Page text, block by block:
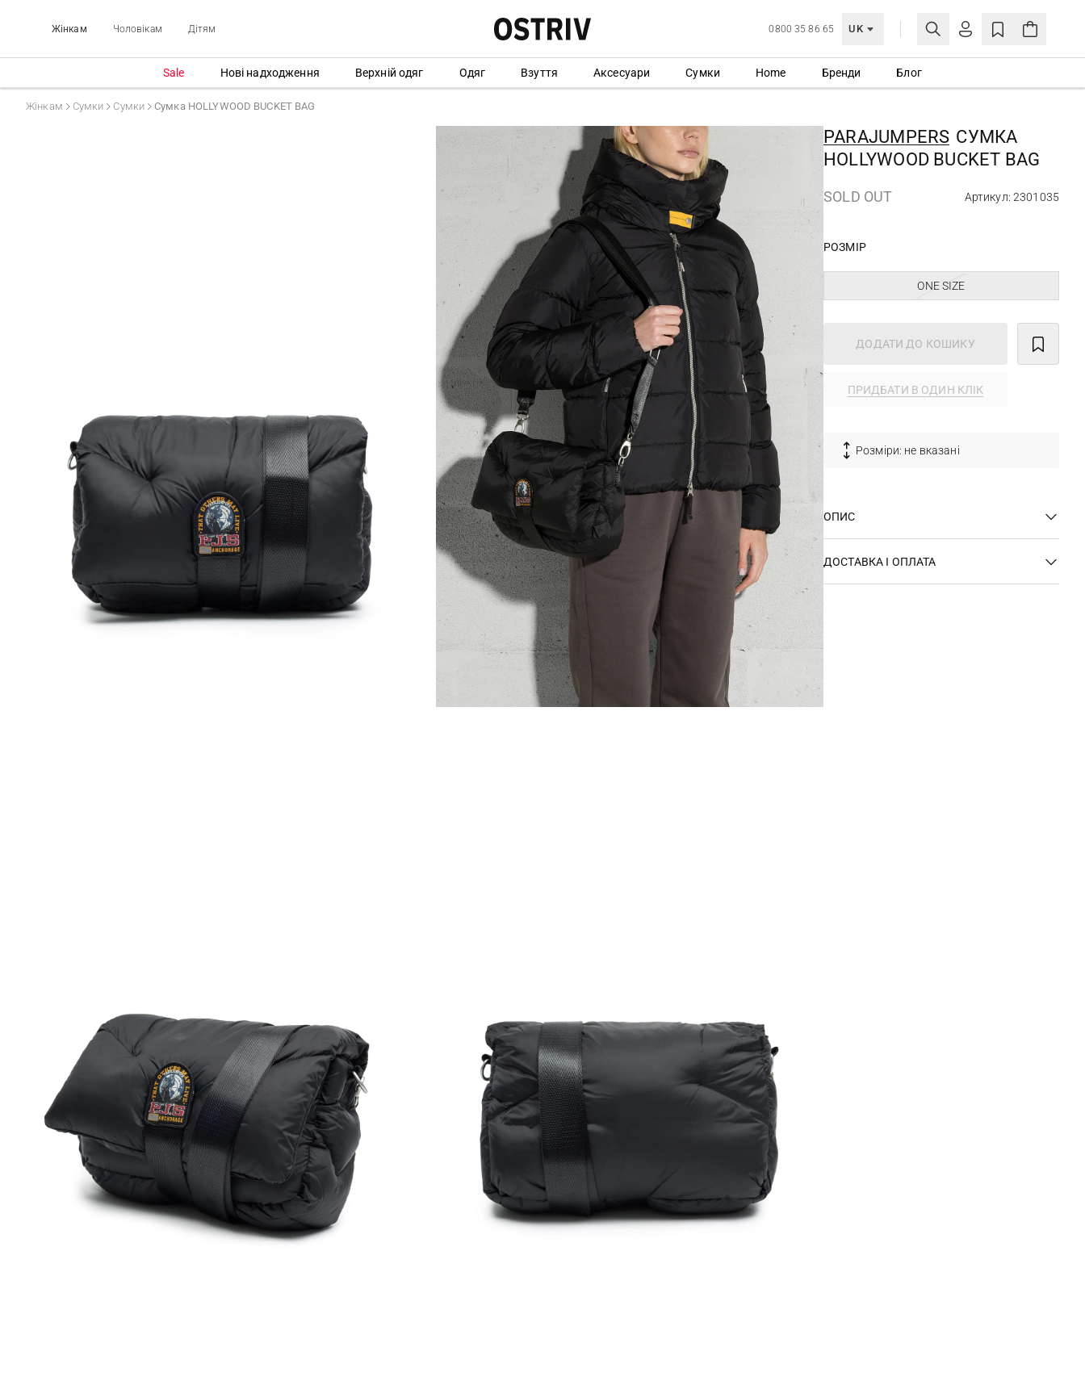
Жінкам Чоловікам Дітям 0800 35 86 65 UK
МОЯ ОБЛІКІВКА
Ще не зареєстровані?
СТВОРИТИ ОБЛІКІВКУ
Sale Нові надходження Верхній одяг Одяг Взуття Аксесуари Сумки Home Бренди Блог
Жінкам Сумки Сумки Сумка HOLLYWOOD BUCKET BAG
PARAJUMPERS СУМКА
HOLLYWOOD BUCKET BAG
SOLD OUT Артикул: 2301035
РОЗМІР
ONE SIZE
ДОДАТИ ДО КОШИКУ
ПРИДБАТИ В ОДИН КЛІК
Розміри: не вказані
ОПИС
ДОСТАВКА І ОПЛАТА